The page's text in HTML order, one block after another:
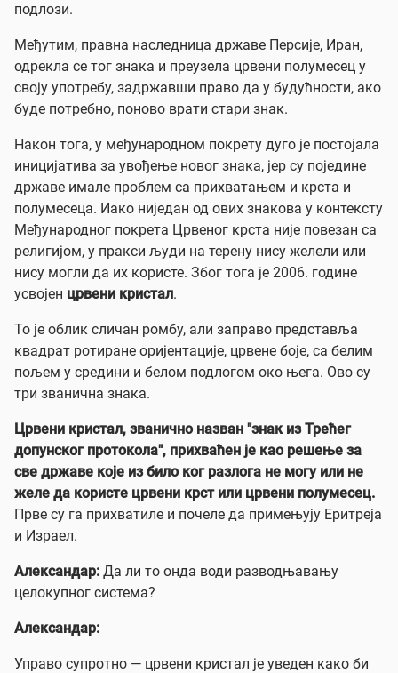
подлози.
Међутим, правна наследница државе Персије, Иран,
одрекла се тог знака и преузела црвени полумесец у
своју употребу, задржавши право да у будућности, ако
буде потребно, поново врати стари знак.
Након тога, у међународном покрету дуго је постојала
иницијатива за увођење новог знака, јер су поједине
државе имале проблем са прихватањем и крста и
полумесеца. Иако ниједан од ових знакова у контексту
Међународног покрета Црвеног крста није повезан са
религијом, у пракси људи на терену нису желели или
нису могли да их користе. Због тога је 2006. године
усвојен црвени кристал.
То је облик сличан ромбу, али заправо представља
квадрат ротиране оријентације, црвене боје, са белим
пољем у средини и белом подлогом око њега. Ово су
три званична знака.
Црвени кристал, званично назван "знак из Трећег
допунског протокола", прихваћен је као решење за
све државе које из било ког разлога не могу или не
желе да користе црвени крст или црвени полумесец.
Прве су га прихватиле и почеле да примењују Еритреја
и Израел.
Александар: Да ли то онда води разводњавању
целокупног система?
Александар:
Управо супротно — црвени кристал је уведен како би